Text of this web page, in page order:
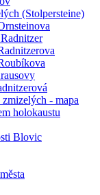
(Stolpersteine)
- mapa
holokaustu
Blovic